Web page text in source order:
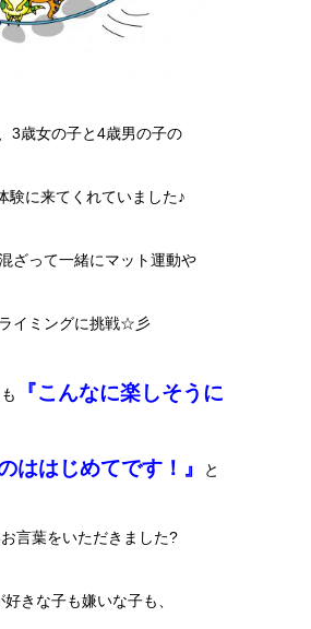
3歳女の子と4歳男の子の
験に来てくれていました♪
ざって一緒にマット運動や
イミングに挑戦☆彡
『こんなに楽しそうに
ははじめてです！』 と
言葉をいただきました?
好きな子も嫌いな子も、